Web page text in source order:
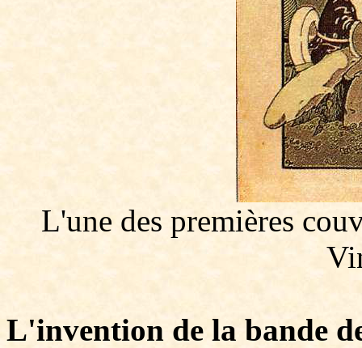
L'une des premières
L'invention de la bande